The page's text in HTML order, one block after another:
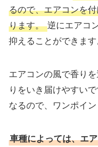
るので、エアコンを
ります。逆にエアコ
抑えることができます
エアコンの風で香り
りをいき届けやすい
なるので、ワンポイ
車種によっては、エ